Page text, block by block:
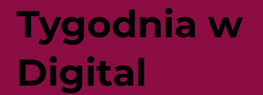
Tygodnia w
Digital